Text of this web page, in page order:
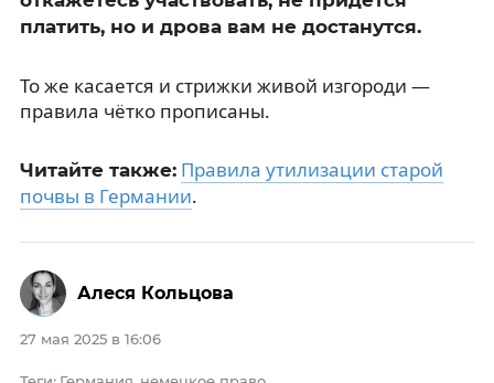
платить, но и дрова вам не достанутся.
То же касается и стрижки живой изгороди —
правила чётко прописаны.
Читайте также: Правила утилизации старой
почвы в Германии.
27 мая 2025 в 16:06
Алеся Кольцова